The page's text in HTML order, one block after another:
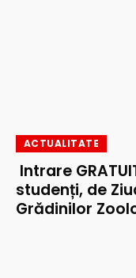
ACTUALITATE
Intrare
studenți, de
Grădinilor